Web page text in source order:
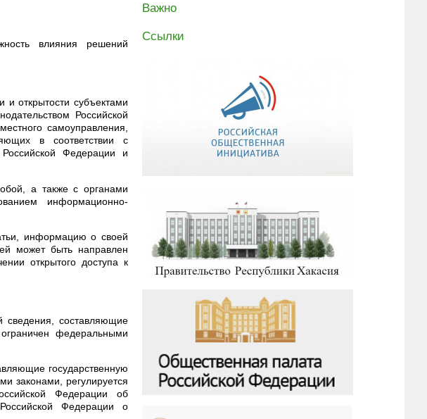
влияния решений
и открытости субъектами
Российской
самоуправления,
в соответствии с
Федерации и
а также с органами
информационно-
информацию о своей
может быть направлен
открытого доступа к
составляющие
федеральными
государственную
законами, регулируется
Федерации об
Федерации о
Важно
Ссылки